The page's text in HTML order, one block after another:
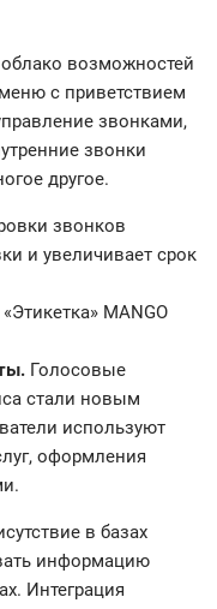
возможностей
с приветствием
звонками,
звонки
другое.
звонков
и увеличивает срок
Голосовые
стали новым
используют
оформления
в базах
информацию
Интеграция